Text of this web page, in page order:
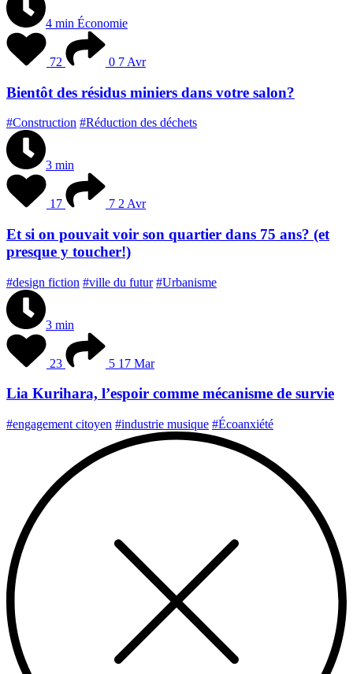
4 min Économie
72 0 7 Avr
Bientôt des résidus miniers dans votre salon?
#Construction #Réduction des déchets
3 min
17 7 2 Avr
Et si on pouvait voir son quartier dans 75 ans? (et
presque y toucher!)
#design fiction #ville du futur #Urbanisme
3 min
23 5 17 Mar
Lia Kurihara, l’espoir comme mécanisme de survie
#engagement citoyen #industrie musique #Écoanxiété